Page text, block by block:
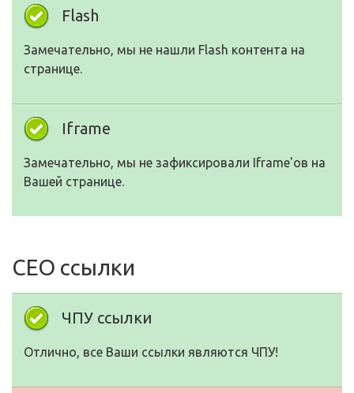
Flash
Замечательно, мы не нашли Flash контента на
странице.
Iframe
Замечательно, мы не зафиксировали Iframe'ов на
Вашей странице.
СЕО ссылки
ЧПУ ссылки
Отлично, все Ваши ссылки являются ЧПУ!